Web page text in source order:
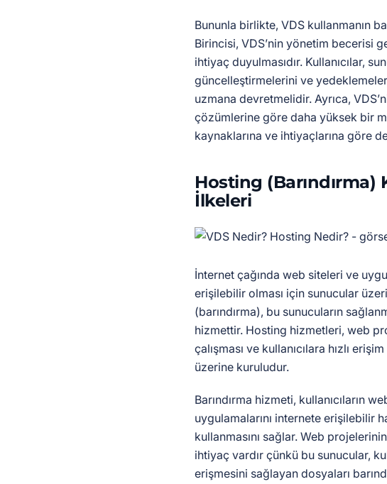
Bununla birlikte, VDS kullanmanın
Birincisi, VDS’nin yönetim becerisi
ihtiyaç duyulmasıdır. Kullanıcılar,
güncelleştirmelerini ve
uzmana devretmelidir. Ayrıca,
çözümlerine göre daha yüksek bir
kaynaklarına ve ihtiyaçlarına göre
Hosting (Barındırma)
İlkeleri
İnternet çağında web siteleri ve
erişilebilir olması için sunucular
(barındırma), bu sunucuların
hizmettir. Hosting hizmetleri, web
çalışması ve kullanıcılara hızlı
üzerine kuruludur.
Barındırma hizmeti, kullanıcıların
uygulamalarını internete erişilebilir
kullanmasını sağlar. Web
ihtiyaç vardır çünkü bu sunucular,
erişmesini sağlayan dosyaları